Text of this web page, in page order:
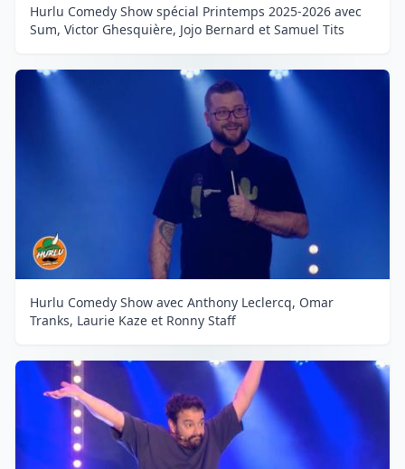
Hurlu Comedy Show spécial Printemps 2025-2026 avec
Sum, Victor Ghesquière, Jojo Bernard et Samuel Tits
Hurlu Comedy Show avec Anthony Leclercq, Omar
Tranks, Laurie Kaze et Ronny Staff